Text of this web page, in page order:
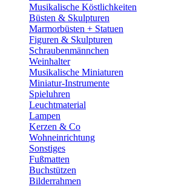
Musikalische Köstlichkeiten
Büsten & Skulpturen
Marmorbüsten + Statuen
Figuren & Skulpturen
Schraubenmännchen
Weinhalter
Musikalische Miniaturen
Miniatur-Instrumente
Spieluhren
Leuchtmaterial
Lampen
Kerzen & Co
Wohneinrichtung
Sonstiges
Fußmatten
Buchstützen
Bilderrahmen